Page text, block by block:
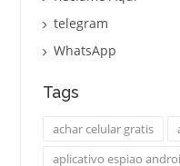
telegram
WhatsApp
Tags
achar celular gratis
aplicativo espiao